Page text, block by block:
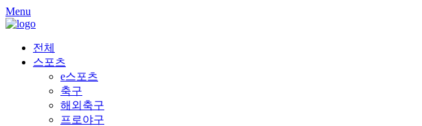
Skip
to
Menu
전체
스포츠
e스포츠
축구
해외축구
프로야구